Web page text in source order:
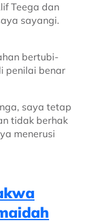
Teega dan
sayangi.
bertubi-
penilai benar
saya tetap
tidak berhak
menerusi